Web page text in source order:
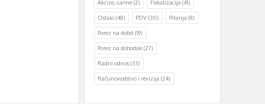
Akcize, carine (2) Fiskalizacija (41)
Ostalo (48) PDV (30) Pitanja (8)
Porez na dobit (19)
Porez na dohodak (27)
Radni odnos (33)
Računovodstvo i revizija (24)